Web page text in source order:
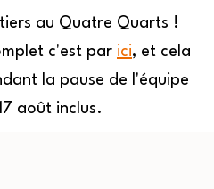
au Quatre Quarts !
c'est par ici, et cela
la pause de l'équipe
août inclus.